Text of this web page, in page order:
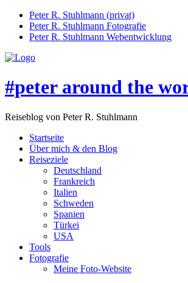
Peter R. Stuhlmann (privat)
Peter R. Stuhlmann Fotografie
Peter R. Stuhlmann Webentwicklung
#peter around the
Reiseblog von Peter R. Stuhlmann
Startseite
Über mich & den Blog
Reiseziele
Deutschland
Frankreich
Italien
Schweden
Spanien
Türkei
USA
Tools
Fotografie
Meine Foto-Website